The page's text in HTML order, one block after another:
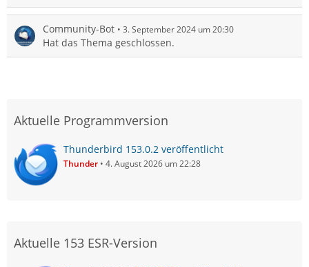
Community-Bot 3. September 2024 um 20:30
Hat das Thema geschlossen.
Aktuelle Programmversion
Thunderbird 153.0.2 veröffentlicht
Thunder 4. August 2026 um 22:28
Aktuelle 153 ESR-Version